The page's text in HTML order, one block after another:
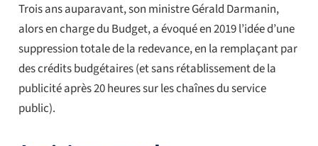
Trois ans auparavant, son ministre Gérald Darmanin,
alors en charge du Budget, a évoqué en 2019 l’idée d’une
suppression totale de la redevance, en la remplaçant par
des crédits budgétaires (et sans rétablissement de la
publicité après 20 heures sur les chaînes du service
public).